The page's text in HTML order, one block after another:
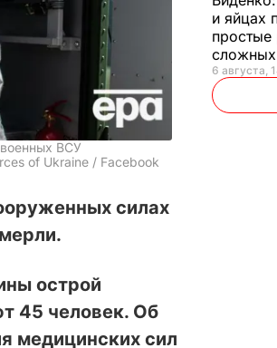
ВСУ
of Ukraine / Facebook
силах
острой
45 человек. Об
медицинских сил
и яйцах
простые
сложных
6 августа,